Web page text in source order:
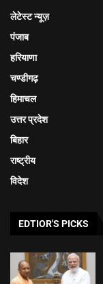
लेटेस्ट न्यूज़
पंजाब
हरियाणा
चण्डीगढ़
हिमाचल
उत्तर प्रदेश
बिहार
राष्ट्रीय
विदेश
EDTIOR'S PICKS